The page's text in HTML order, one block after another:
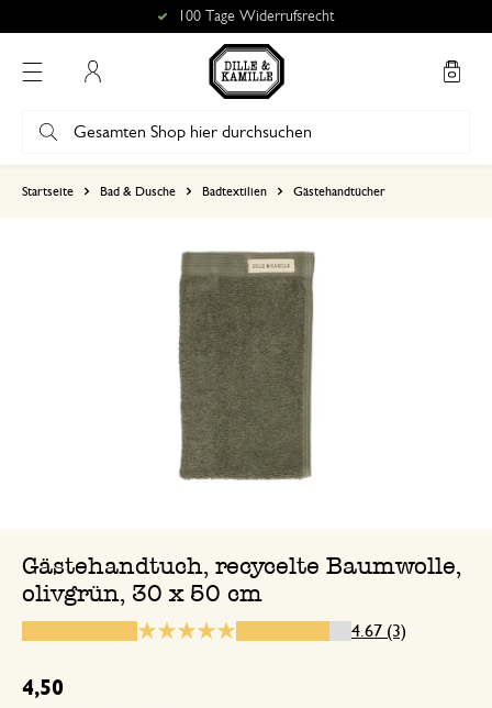
100 Tage Widerrufsrecht
Startseite Bad & Dusche Badtextilien Gästehandtücher
Gästehandtuch, recycelte Baumwolle,
olivgrün, 30 x 50 cm
4.67 (3)
4,50
2
1
26. November 2025
Tolle Ware und
29. September 2024